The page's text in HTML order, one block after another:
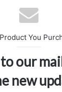
You
our
new